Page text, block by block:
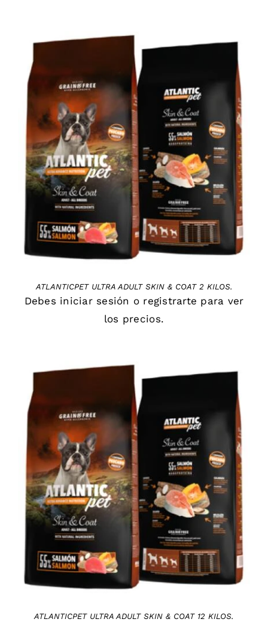
DETAILS
ATLANTICPET ULTRA ADULT SKIN & COAT 2 KILOS.
Debes iniciar sesión o registrarte para ver
los precios.
DETAILS
ATLANTICPET ULTRA ADULT SKIN & COAT 12 KILOS.